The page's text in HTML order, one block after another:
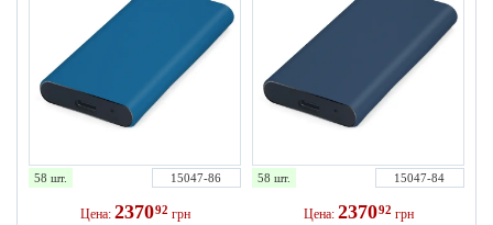
58 шт. 15047-86
Цена: 237092 грн
58 шт. 15047-84
Цена: 237092 грн